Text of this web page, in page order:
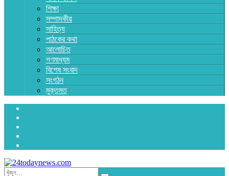
শিক্ষা
সম্পাদকীয়
সাহিত্য
পাঠকের কথা
আলোচিত
গণমাধ্যম
বিশেষ সংবাদ
সংগঠন
মুক্তমত